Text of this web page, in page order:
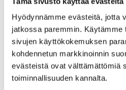
Hyödynnämme evästeitä, jotta
jatkossa paremmin. Käytämme
sivujen käyttökokemuksen
kohdennetun markkinoinnin
evästeistä ovat välttämättömiä
toiminnallisuuden kannalta.
värisistä ilmapalloista, joissa
oppilaitosten ja
Teos on nähtävillä
kello 16 eteenpäin pallon